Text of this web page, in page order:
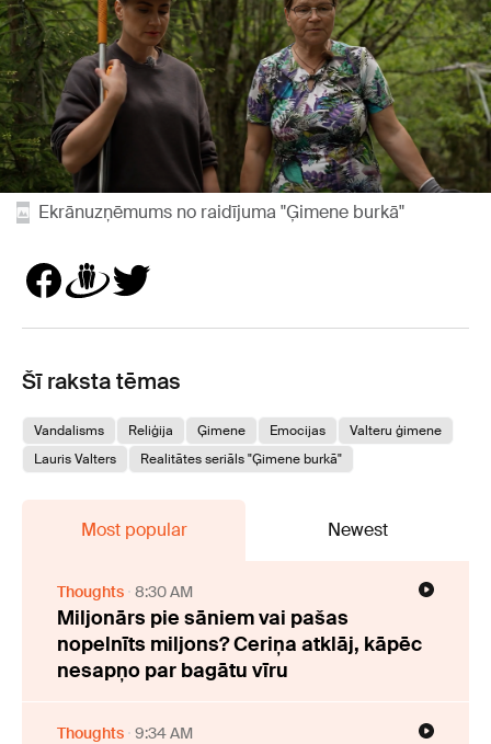
Ekrānuzņēmums no raidījuma "Ģimene burkā"
Šī raksta tēmas
Vandalisms Reliģija Ģimene Emocijas
Valteru ģimene
Lauris Valters
Realitātes seriāls "Ģimene burkā"
Most popular Newest
Thoughts 8:30 AM
Miljonārs pie sāniem vai pašas
nopelnīts miljons? Ceriņa atklāj, kāpēc
nesapņo par bagātu vīru
Thoughts 9:34 AM